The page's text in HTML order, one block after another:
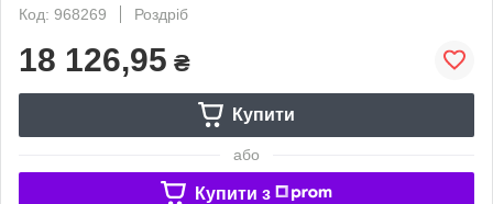
Код: 968269
Роздріб
18 126,95 ₴
Купити
або
Купити з